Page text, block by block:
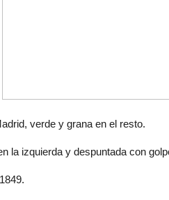
verde y grana en el resto.
la izquierda y despuntada con